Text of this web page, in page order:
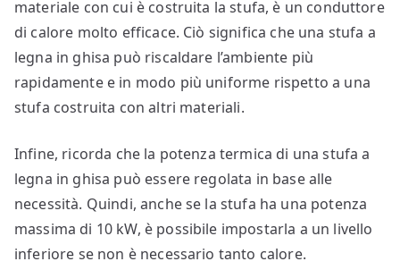
materiale con cui è costruita la stufa, è un conduttore
di calore molto efficace. Ciò significa che una stufa a
legna in ghisa può riscaldare l’ambiente più
rapidamente e in modo più uniforme rispetto a una
stufa costruita con altri materiali.
Infine, ricorda che la potenza termica di una stufa a
legna in ghisa può essere regolata in base alle
necessità. Quindi, anche se la stufa ha una potenza
massima di 10 kW, è possibile impostarla a un livello
inferiore se non è necessario tanto calore.